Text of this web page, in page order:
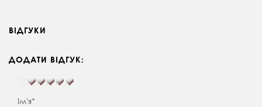
ВІДГУКИ
ДОДАТИ ВІДГУК:
Ім'я*